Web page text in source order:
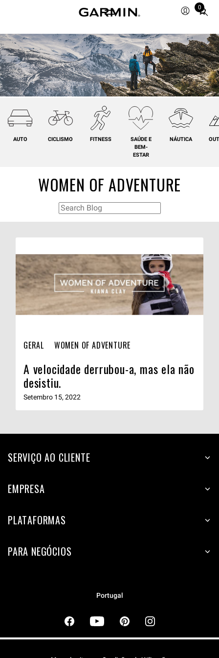
0
Total
in
cart:
0
AUTO CICLISMO FITNESS
SAÚDE E
BEM-
ESTAR
NÁUTICA
WOMEN OF ADVENTURE
GERAL WOMEN OF ADVENTURE
A velocidade derrubou-a, mas ela não
desistiu.
Setembro 15, 2022
SERVIÇO AO CLIENTE
EMPRESA
PLATAFORMAS
PARA NEGÓCIOS
Portugal